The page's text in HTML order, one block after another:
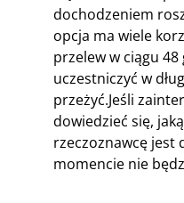
dochodzeniem
opcja ma wiele
przelew w ciągu
uczestniczyć w
przeżyć.Jeśli
dowiedzieć się,
rzeczoznawcę jest
momencie nie